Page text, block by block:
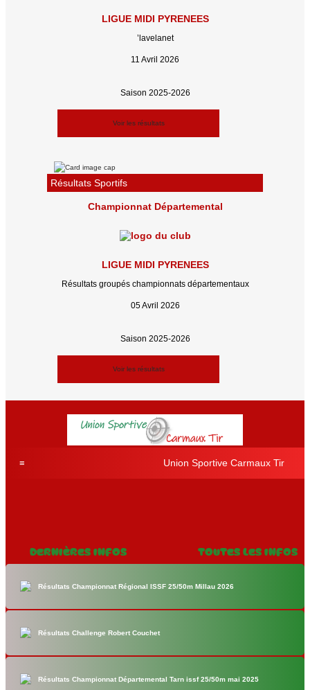
LIGUE MIDI PYRENEES
’lavelanet
11 Avril 2026
Saison 2025-2026
Voir les résultats
Résultats Sportifs
Championnat Départemental
LIGUE MIDI PYRENEES
Résultats groupés championnats départementaux
05 Avril 2026
Saison 2025-2026
Voir les résultats
Union Sportive Carmaux Tir
Dernières Infos Toutes les Infos
Résultats Championnat Régional ISSF 25/50m Millau 2026
Résultats Challenge Robert Couchet
Résultats Championnat Départemental Tarn issf 25/50m mai 2025